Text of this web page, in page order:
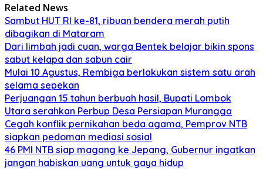
Related News
Sambut HUT RI ke-81, ribuan bendera merah putih
dibagikan di Mataram
Dari limbah jadi cuan, warga Bentek belajar bikin spons
sabut kelapa dan sabun cair
Mulai 10 Agustus, Rembiga berlakukan sistem satu arah
selama sepekan
Perjuangan 15 tahun berbuah hasil, Bupati Lombok
Utara serahkan Perbup Desa Persiapan Murangga
Cegah konflik pernikahan beda agama, Pemprov NTB
siapkan pedoman mediasi sosial
46 PMI NTB siap magang ke Jepang, Gubernur ingatkan
jangan habiskan uang untuk gaya hidup